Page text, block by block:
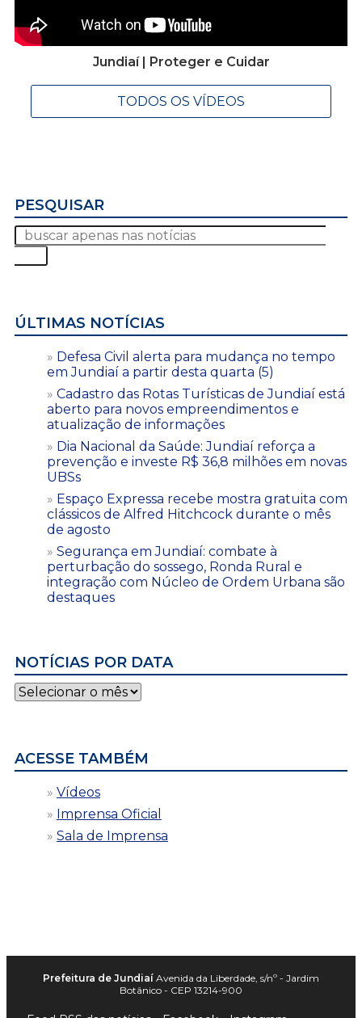
Jundiaí | Proteger e Cuidar
TODOS OS VÍDEOS
PESQUISAR
ÚLTIMAS NOTÍCIAS
Defesa Civil alerta para mudança no tempo
em Jundiaí a partir desta quarta (5)
Cadastro das Rotas Turísticas de Jundiaí está
aberto para novos empreendimentos e
atualização de informações
Dia Nacional da Saúde: Jundiaí reforça a
prevenção e investe R$ 36,8 milhões em novas
UBSs
Espaço Expressa recebe mostra gratuita com
clássicos de Alfred Hitchcock durante o mês
de agosto
Segurança em Jundiaí: combate à
perturbação do sossego, Ronda Rural e
integração com Núcleo de Ordem Urbana são
destaques
NOTÍCIAS POR DATA
Notícias
por
ACESSE TAMBÉM
Vídeos
Imprensa Oficial
Sala de Imprensa
Prefeitura de Jundiaí Avenida da Liberdade, s/nº - Jardim
Botânico - CEP 13214-900